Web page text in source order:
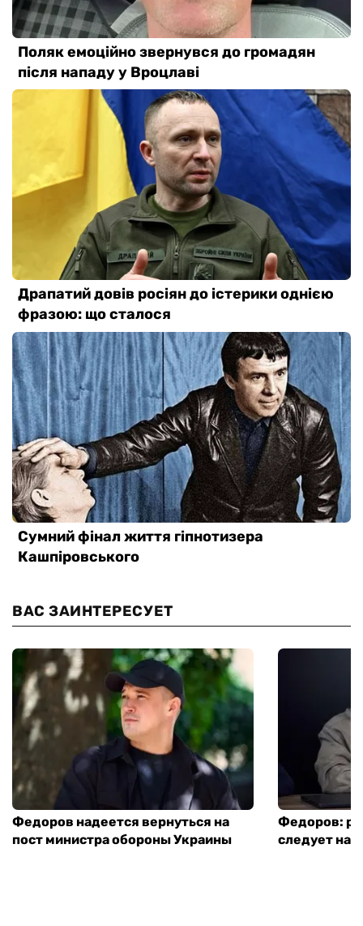
ВАС ЗАИНТЕРЕСУЕТ
Федоров надеется вернуться на
пост министра обороны Украины
Федоров:
следует